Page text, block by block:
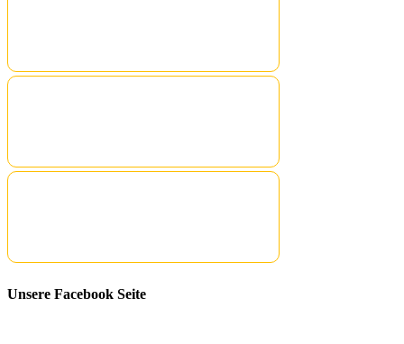
Unsere Facebook Seite